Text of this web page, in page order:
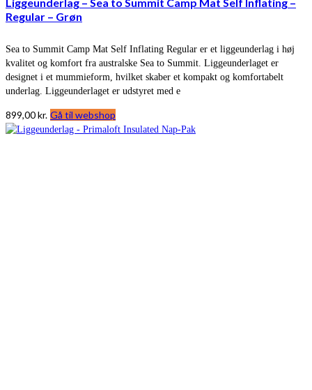
Liggeunderlag – Sea to Summit Camp Mat Self Inflating –
Regular – Grøn
Sea to Summit Camp Mat Self Inflating Regular er et liggeunderlag i høj
kvalitet og komfort fra australske Sea to Summit. Liggeunderlaget er
designet i et mummieform, hvilket skaber et kompakt og komfortabelt
underlag. Liggeunderlaget er udstyret med e
899,00kr. Gå til webshop